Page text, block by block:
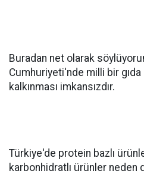
Buradan net olarak
Cumhuriyeti'nde milli bir
kalkınması imkansızdır.
Türkiye'de protein bazlı
karbonhidratlı ürünler neden